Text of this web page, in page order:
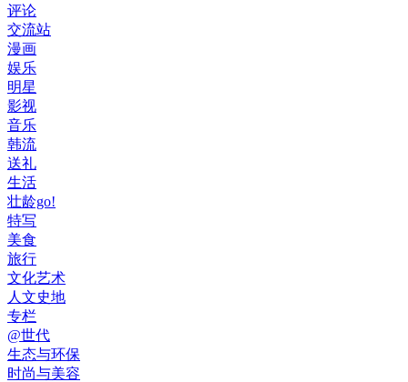
评论
交流站
漫画
娱乐
明星
影视
音乐
韩流
送礼
生活
壮龄go!
特写
美食
旅行
文化艺术
人文史地
专栏
@世代
生态与环保
时尚与美容